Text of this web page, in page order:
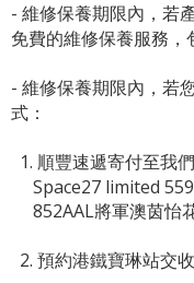
- 維修保養期限內，若
免費的維修保養服務，
- 維修保養期限內，若
式：
1. 順豐速遞寄付至我
Space27 limited
852AAL將軍澳茵怡
2. 預約港鐵寶琳站交收